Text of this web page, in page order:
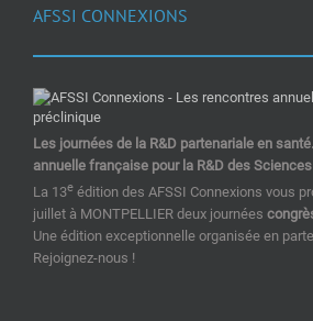
AFSSI CONNEXIONS
Les journées de la R&D partenariale en
annuelle française pour la R&D des
La 13e édition des AFSSI Connexions vous
juillet à MONTPELLIER deux journées
Une édition exceptionnelle organisée en
Rejoignez-nous !